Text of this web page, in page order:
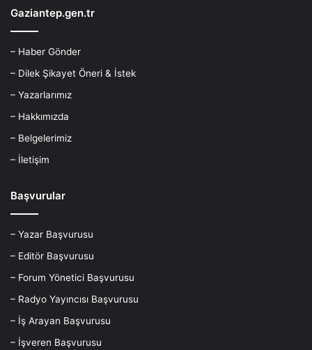
Gaziantep.gen.tr
– Haber Gönder
– Dilek Şikayet Öneri & İstek
– Yazarlarımız
– Hakkımızda
– Belgelerimiz
– İletişim
Başvurular
– Yazar Başvurusu
– Editör Başvurusu
– Forum Yönetici Başvurusu
– Radyo Yayıncısı Başvurusu
– İş Arayan Başvurusu
– İşveren Başvurusu